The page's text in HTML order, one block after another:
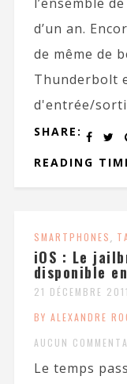
d’un an.
de même de
Thunderbolt
d'entrée/
SHARE:
READING
SMARTPHONES,
iOS : Le
disponible
21 DÉCEMBRE 2011
BY ALEXANDRE
AUCUN
Le temps